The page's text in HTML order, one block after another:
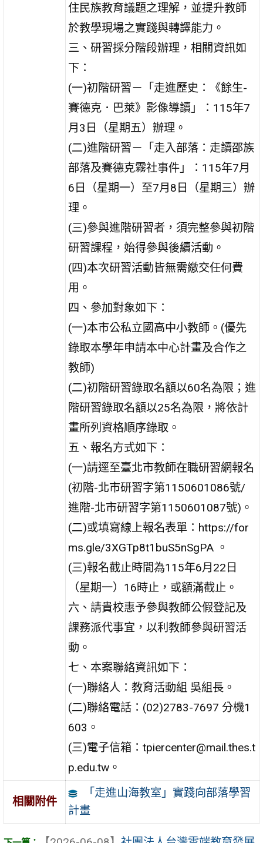
住民族教育議題之理解，並提升教師
於教學現場之實踐與轉譯能力。
三、研習採分階段辦理，相關資訊如
下：
(一)初階研習－「走進歷史：《餘生-
賽德克．巴萊》影像導讀」：115年7
月3日（星期五）辦理。
(二)進階研習－「走入部落：走讀邵族
部落及賽德克霧社事件」：115年7月
6日（星期一）至7月8日（星期三）辦
理。
(三)參與進階研習者，須完整參與初階
研習課程，始得參與後續活動。
(四)本次研習活動皆無需繳交任何費
用。
四、參加對象如下：
(一)本市公私立國高中小教師。(優先
錄取本學年申請本中心計畫及合作之
教師)
(二)初階研習錄取名額以60名為限；進
階研習錄取名額以25名為限，將依計
畫所列資格順序錄取。
五、報名方式如下：
(一)請逕至臺北市教師在職研習網報名
(初階-北市研習字第1150601086號/
進階-北市研習字第1150601087號)。
(二)或填寫線上報名表單：https://for
ms.gle/3XGTp8t1buS5nSgPA 。
(三)報名截止時間為115年6月22日
（星期一）16時止，或額滿截止。
六、請貴校惠予參與教師公假登記及
課務派代事宜，以利教師參與研習活
動。
七、本案聯絡資訊如下：
(一)聯絡人：教育活動組 吳組長。
(二)聯絡電話：(02)2783-7697 分機1
603。
(三)電子信箱：tpiercenter@mail.thes.t
p.edu.tw。
相關附件
「走進山海教室」實踐向部落學習
計畫